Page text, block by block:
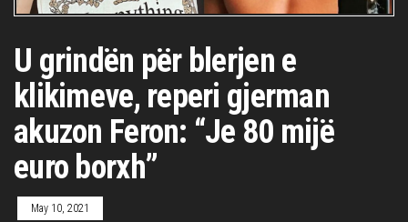
U grindën për blerjen e
klikimeve, reperi gjerman
akuzon Feron: “Je 80 mijë
euro borxh”
May 10, 2021